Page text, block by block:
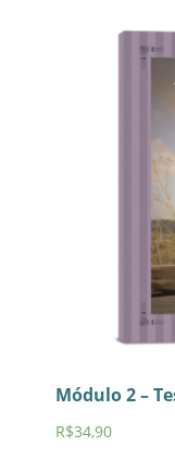
Módulo 2 –
R$34,90